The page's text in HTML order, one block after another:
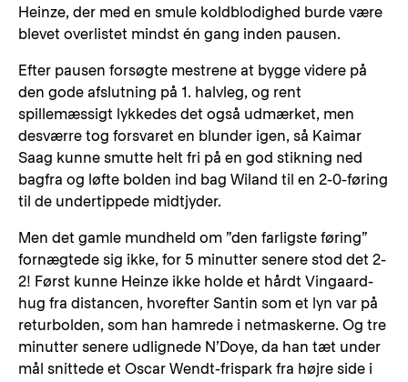
Heinze, der med en smule koldblodighed burde være
blevet overlistet mindst én gang inden pausen.
Efter pausen forsøgte mestrene at bygge videre på
den gode afslutning på 1. halvleg, og rent
spillemæssigt lykkedes det også udmærket, men
desværre tog forsvaret en blunder igen, så Kaimar
Saag kunne smutte helt fri på en god stikning ned
bagfra og løfte bolden ind bag Wiland til en 2-0-føring
til de undertippede midtjyder.
Men det gamle mundheld om ”den farligste føring”
fornægtede sig ikke, for 5 minutter senere stod det 2-
2! Først kunne Heinze ikke holde et hårdt Vingaard-
hug fra distancen, hvorefter Santin som et lyn var på
returbolden, som han hamrede i netmaskerne. Og tre
minutter senere udlignede N’Doye, da han tæt under
mål snittede et Oscar Wendt-frispark fra højre side i